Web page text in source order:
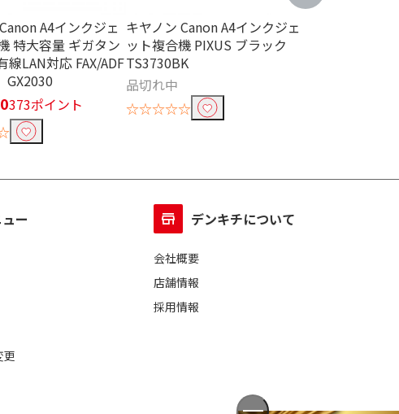
A4インクジェ
特大容量 ギガタン
線LAN対応 FAX/ADF
373ポイント
キヤノン Canon A4インクジェ
ット複合機 PIXUS ブラック
TS3730BK
品切れ中
☆☆☆☆☆
ー
更
デンキチについて
会社概要
店舗情報
採用情報